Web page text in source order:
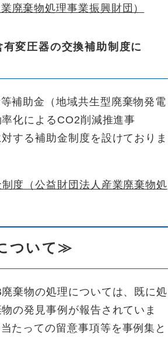
廃棄物処理事業振興財団）
変圧器の交換補助制度に
補助金（地域共生型廃棄物発電
化によるCO2削減推進事
する補助金制度を設けておりま
度（公益財団法人産業廃棄物処
ついて≫
棄物の処理については、既に処
の発見事例が報告されていま
たっての留意事項等を事例集と